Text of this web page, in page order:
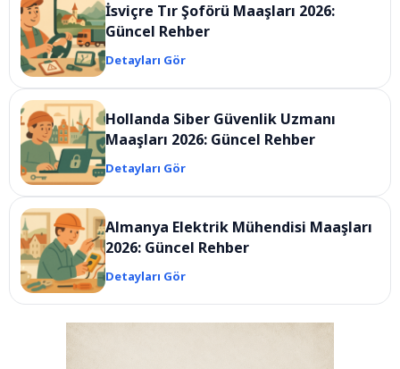
İsviçre Tır Şoförü Maaşları 2026:
Güncel Rehber
Detayları Gör
Hollanda Siber Güvenlik Uzmanı
Maaşları 2026: Güncel Rehber
Detayları Gör
Almanya Elektrik Mühendisi Maaşları
2026: Güncel Rehber
Detayları Gör